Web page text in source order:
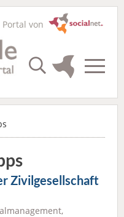
Portal von
Zivilgesellschaft
,